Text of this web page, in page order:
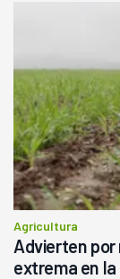
Agricultura
Advierten por
extrema en